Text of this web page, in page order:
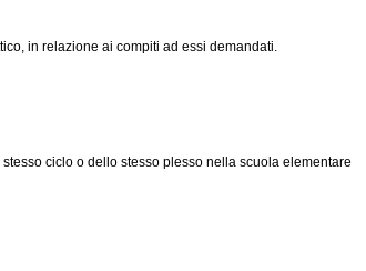
in relazione ai compiti ad essi demandati.
ciclo o dello stesso plesso nella scuola elementare